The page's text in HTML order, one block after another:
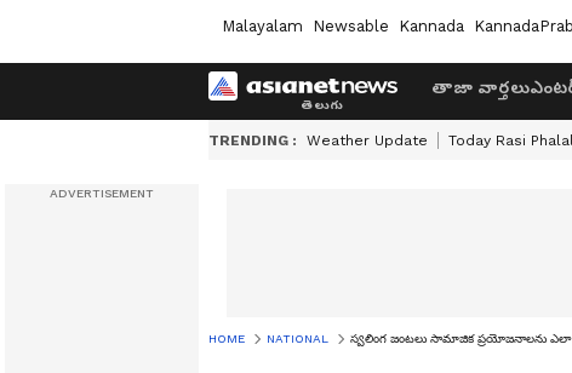
Malayalam Newsable Kannada
తాజా వార్తలు
TRENDING : Weather Update Today Rasi
HOME NATIONAL స్వలింగ జంటలు సామాజిక ప్రయోజనాలను ఎలా